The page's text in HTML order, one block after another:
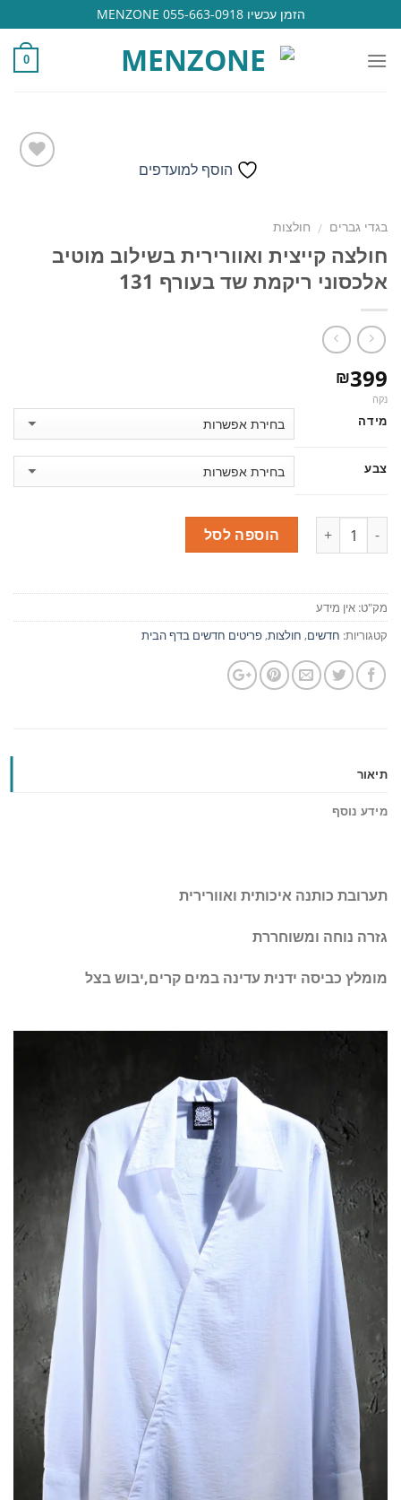
to
content
הזמן עכשיו 055-663-0918 MENZONE
0
הוסף למועדפים
בגדי גברים / חולצות
חולצה קייצית ואוורירית בשילוב מוטיב
אלכסוני ריקמת שד בעורף 131
₪399
מידה
צבע
נקה
הוספה לסל
מק"ט: אין מידע
קטגוריות: חדשים, חולצות,פריטים חדשים בדף הבית
תיאור
מידע נוסף
תערובת כותנה איכותית ואוורירית
גזרה נוחה ומשוחררת
מומלץ כביסה ידנית עדינה במים קרים,יבוש בצל